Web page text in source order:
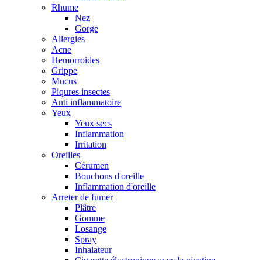
Rhume
Nez
Gorge
Allergies
Acne
Hemorroides
Grippe
Mucus
Piqures insectes
Anti inflammatoire
Yeux
Yeux secs
Inflammation
Irritation
Oreilles
Cérumen
Bouchons d'oreille
Inflammation d'oreille
Arreter de fumer
Plâtre
Gomme
Losange
Spray
Inhalateur